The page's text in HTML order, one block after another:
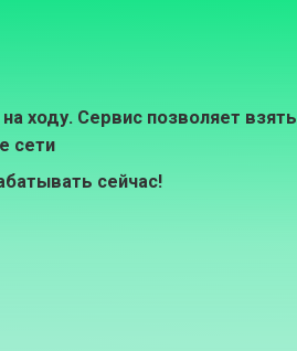
ходу. Сервис позволяет взять
сети
сейчас!